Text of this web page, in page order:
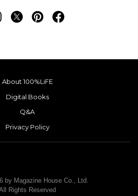
About 100%LiFE
Digital Books
Q&A
Privacy Policy
by Magazine House Co., Ltd.
Rights Reserved